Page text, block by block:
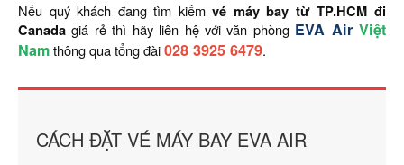
Nếu quý khách đang tìm kiếmvé máy bay từ TP.HCM đi
Canada giá rẻ thì hãy liên hệ với văn phòng EVA AirViệt
Namthông qua tổng đài028 3925 6479.
CÁCH ĐẶT VÉ MÁY BAY EVA AIR